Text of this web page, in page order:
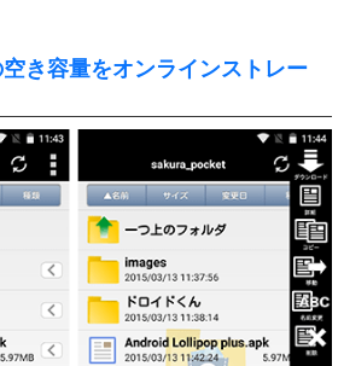
き容量をオンラインストレー